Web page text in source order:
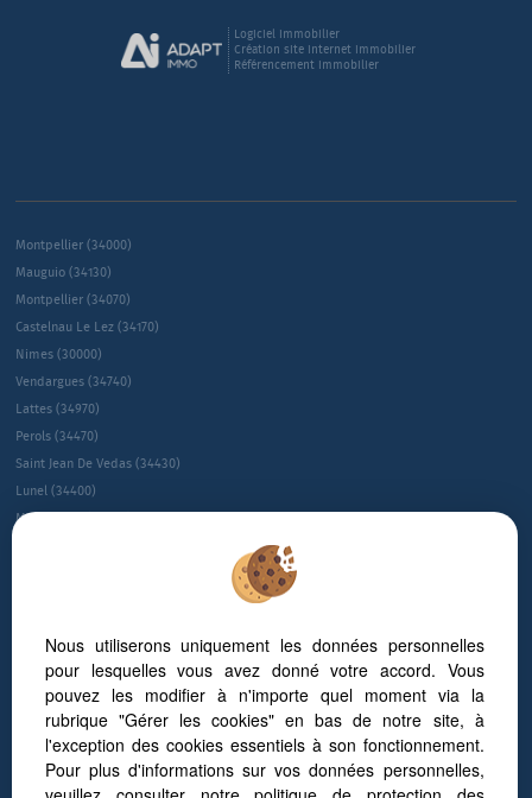
Logiciel immobilier
Création site internet immobilier
Référencement immobilier
Montpellier (34000)
Mauguio (34130)
Montpellier (34070)
Castelnau Le Lez (34170)
Nimes (30000)
Vendargues (34740)
Lattes (34970)
Perols (34470)
Saint Jean De Vedas (34430)
Lunel (34400)
Montpellier (34080)
Villeneuve-les-maguelone (34750)
Saint-gÉly-du-fesc (34980)
Gallargues Le Montueux (30660)
NÎmes (30900)
Baillargues (34670)
Nous utiliserons uniquement les données personnelles
pour lesquelles vous avez donné votre accord. Vous
pouvez les modifier à n'importe quel moment via la
rubrique "Gérer les cookies" en bas de notre site, à
l'exception des cookies essentiels à son fonctionnement.
Pour plus d'informations sur vos données personnelles,